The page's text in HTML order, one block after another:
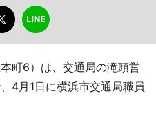
町6）は、交通局の滝頭営
4月1日に横浜市交通局職員